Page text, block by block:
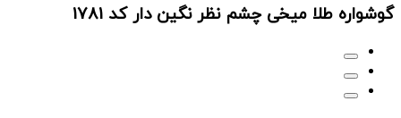
گوشواره طلا میخی چشم نظر نگین دار کد 1781